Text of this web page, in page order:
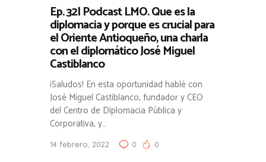
Ep. 32| Podcast LMO. Que es la
diplomacia y porque es crucial para
el Oriente Antioqueño, una charla
con el diplomático José Miguel
Castiblanco
¡Saludos! En esta oportunidad hablé con
José Miguel Castiblanco, fundador y CEO
del Centro de Diplomacia Pública y
Corporativa, y…
14 febrero, 2022 0 0